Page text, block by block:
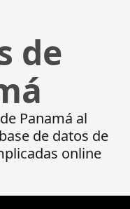
de
Panamá al
de datos de
online